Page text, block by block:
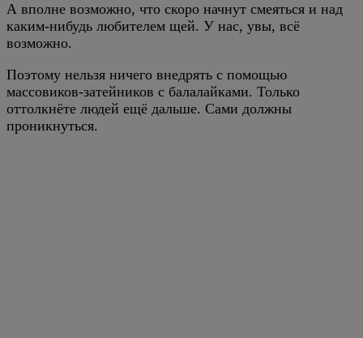
А вполне возможно, что скоро начнут смеяться и над
каким-нибудь любителем щей. У нас, увы, всё
возможно.
Поэтому нельзя ничего внедрять с помощью
массовиков-затейников с балалайками. Только
оттолкнёте людей ещё дальше. Сами должны
проникнуться.